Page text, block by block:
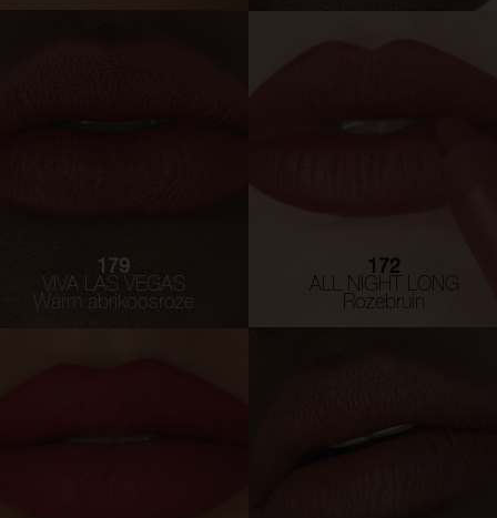
179
VIVA LAS VEGAS
Warm abrikoosroze
172
ALL NIGHT LONG
Rozebruin